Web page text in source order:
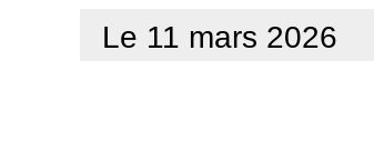
Le 11 mars 2026